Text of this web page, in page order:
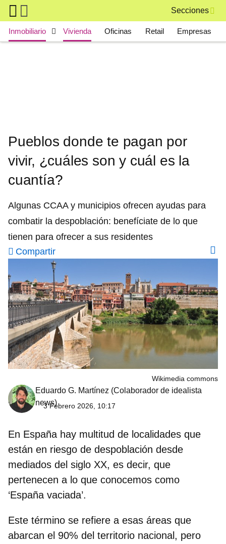
Skip to main content
Secciones
Main navigation
Inmobiliario Vivienda Oficinas Retail Empresas
Pueblos donde te pagan por
vivir, ¿cuáles son y cuál es la
cuantía?
Algunas CCAA y municipios ofrecen ayudas para
combatir la despoblación: benefíciate de lo que
tienen para ofrecer a sus residentes
Compartir
Wikimedia commons
Eduardo G. Martínez (Colaborador de idealista
news)
3 Febrero 2026, 10:17
En España hay multitud de localidades que
están en riesgo de despoblación desde
mediados del siglo XX, es decir, que
pertenecen a lo que conocemos como
‘España vaciada’.
Este término se refiere a esas áreas que
abarcan el 90% del territorio nacional, pero